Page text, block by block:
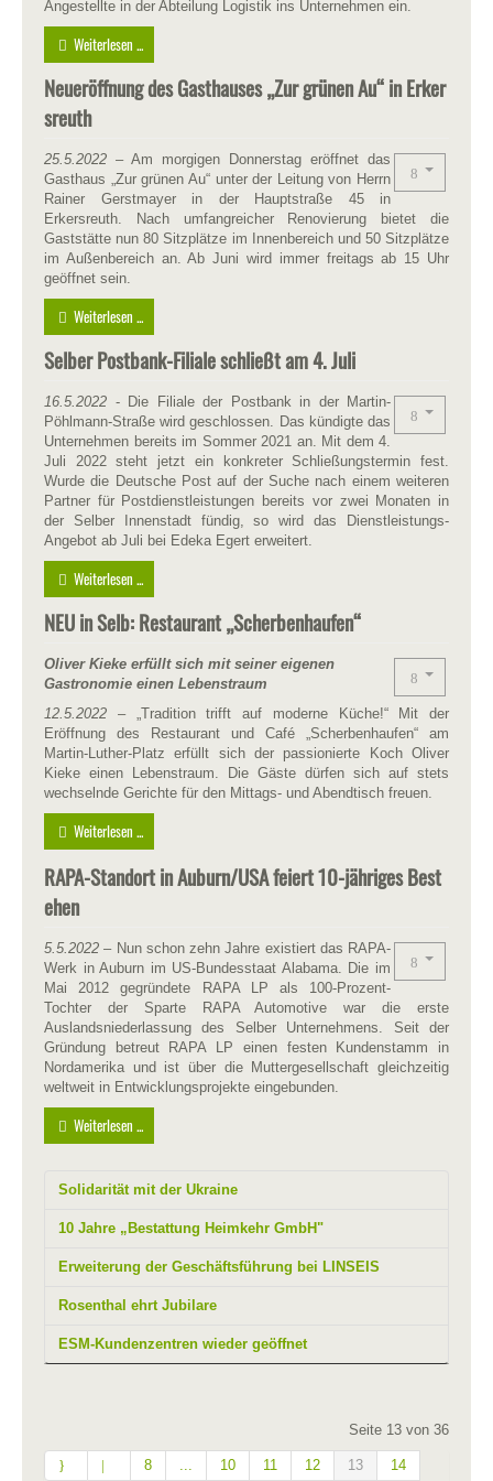
Angestellte in der Abteilung Logistik ins Unternehmen ein.
Weiterlesen ...
Neueröffnung des Gasthauses „Zur grünen Au“ in Erker
sreuth
25.5.2022 – Am morgigen Donnerstag eröffnet das
Gasthaus „Zur grünen Au“ unter der Leitung von Herrn
Rainer Gerstmayer in der Hauptstraße 45 in
Erkersreuth. Nach umfangreicher Renovierung bietet die
Gaststätte nun 80 Sitzplätze im Innenbereich und 50 Sitzplätze
im Außenbereich an. Ab Juni wird immer freitags ab 15 Uhr
geöffnet sein.
Weiterlesen ...
Selber Postbank-Filiale schließt am 4. Juli
16.5.2022 - Die Filiale der Postbank in der Martin-
Pöhlmann-Straße wird geschlossen. Das kündigte das
Unternehmen bereits im Sommer 2021 an. Mit dem 4.
Juli 2022 steht jetzt ein konkreter Schließungstermin fest.
Wurde die Deutsche Post auf der Suche nach einem weiteren
Partner für Postdienstleistungen bereits vor zwei Monaten in
der Selber Innenstadt fündig, so wird das Dienstleistungs-
Angebot ab Juli bei Edeka Egert erweitert.
Weiterlesen ...
NEU in Selb: Restaurant „Scherbenhaufen“
Oliver Kieke erfüllt sich mit seiner eigenen
Gastronomie einen Lebenstraum
12.5.2022 – „Tradition trifft auf moderne Küche!“ Mit der
Eröffnung des Restaurant und Café „Scherbenhaufen“ am
Martin-Luther-Platz erfüllt sich der passionierte Koch Oliver
Kieke einen Lebenstraum. Die Gäste dürfen sich auf stets
wechselnde Gerichte für den Mittags- und Abendtisch freuen.
Weiterlesen ...
RAPA-Standort in Auburn/USA feiert 10-jähriges Best
ehen
5.5.2022 – Nun schon zehn Jahre existiert das RAPA-
Werk in Auburn im US-Bundesstaat Alabama. Die im
Mai 2012 gegründete RAPA LP als 100-Prozent-
Tochter der Sparte RAPA Automotive war die erste
Auslandsniederlassung des Selber Unternehmens. Seit der
Gründung betreut RAPA LP einen festen Kundenstamm in
Nordamerika und ist über die Muttergesellschaft gleichzeitig
weltweit in Entwicklungsprojekte eingebunden.
Weiterlesen ...
Solidarität mit der Ukraine
10 Jahre „Bestattung Heimkehr GmbH"
Erweiterung der Geschäftsführung bei LINSEIS
Rosenthal ehrt Jubilare
ESM-Kundenzentren wieder geöffnet
Seite 13 von 36
8 10 11 12 13
14